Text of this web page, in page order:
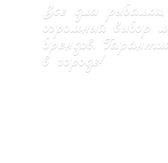
Все для
огромный выбор
брендов.
в городе!